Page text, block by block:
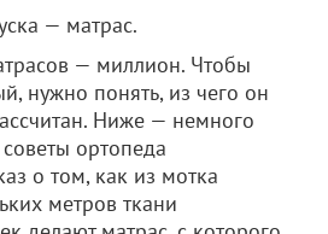
— матрас.
— миллион. Чтобы
нужно понять, из чего он
Ниже — немного
ортопеда
о том, как из мотка
метров ткани